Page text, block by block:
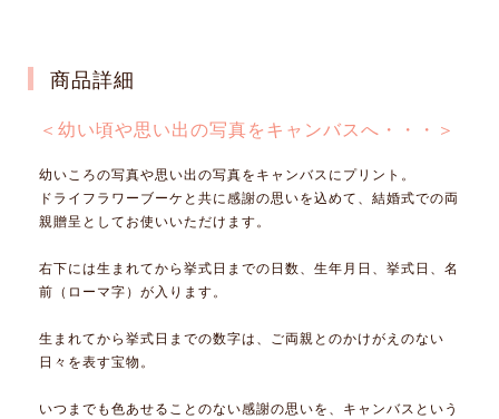
商品詳細
＜幼い頃や思い出の写真をキャンバスへ・・・＞
幼いころの写真や思い出の写真をキャンバスにプリント。
ドライフラワーブーケと共に感謝の思いを込めて、結婚式での両
親贈呈としてお使いいただけます。
右下には生まれてから挙式日までの日数、生年月日、挙式日、名
前（ローマ字）が入ります。
生まれてから挙式日までの数字は、ご両親とのかけがえのない
日々を表す宝物。
いつまでも色あせることのない感謝の思いを、キャンバスという